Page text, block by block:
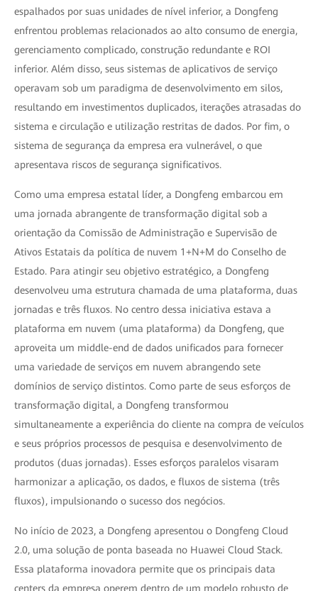
espalhados por suas unidades de nível inferior, a Dongfeng
enfrentou problemas relacionados ao alto consumo de energia,
gerenciamento complicado, construção redundante e ROI
inferior. Além disso, seus sistemas de aplicativos de serviço
operavam sob um paradigma de desenvolvimento em silos,
resultando em investimentos duplicados, iterações atrasadas do
sistema e circulação e utilização restritas de dados. Por fim, o
sistema de segurança da empresa era vulnerável, o que
apresentava riscos de segurança significativos.
Como uma empresa estatal líder, a Dongfeng embarcou em
uma jornada abrangente de transformação digital sob a
orientação da Comissão de Administração e Supervisão de
Ativos Estatais da política de nuvem 1+N+M do Conselho de
Estado. Para atingir seu objetivo estratégico, a Dongfeng
desenvolveu uma estrutura chamada de uma plataforma, duas
jornadas e três fluxos. No centro dessa iniciativa estava a
plataforma em nuvem (uma plataforma) da Dongfeng, que
aproveita um middle-end de dados unificados para fornecer
uma variedade de serviços em nuvem abrangendo sete
domínios de serviço distintos. Como parte de seus esforços de
transformação digital, a Dongfeng transformou
simultaneamente a experiência do cliente na compra de veículos
e seus próprios processos de pesquisa e desenvolvimento de
produtos (duas jornadas). Esses esforços paralelos visaram
harmonizar a aplicação, os dados, e fluxos de sistema (três
fluxos), impulsionando o sucesso dos negócios.
No início de 2023, a Dongfeng apresentou o Dongfeng Cloud
2.0, uma solução de ponta baseada no Huawei Cloud Stack.
Essa plataforma inovadora permite que os principais data
centers da empresa operem dentro de um modelo robusto de